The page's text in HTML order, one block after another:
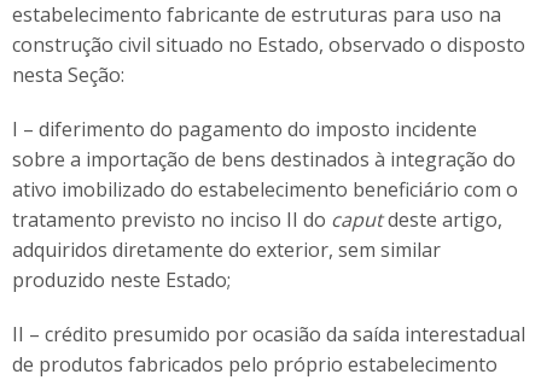
estabelecimento fabricante de estruturas para uso na
construção civil situado no Estado, observado o disposto
nesta Seção:
I – diferimento do pagamento do imposto incidente
sobre a importação de bens destinados à integração do
ativo imobilizado do estabelecimento beneficiário com o
tratamento previsto no inciso II do caputdeste artigo,
adquiridos diretamente do exterior, sem similar
produzido neste Estado;
II – crédito presumido por ocasião da saída interestadual
de produtos fabricados pelo próprio estabelecimento